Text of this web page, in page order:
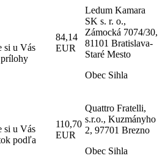
si u Vás
84,14
EUR
Ledum Kamara
SK s. r. o.,
Zámocká 7074/30,
81101 Bratislava-
Staré Mesto
Obec Sihla
si u Vás
podľa
110,70
EUR
Quattro Fratelli,
s.r.o., Kuzmányho
2, 97701 Brezno
Obec Sihla